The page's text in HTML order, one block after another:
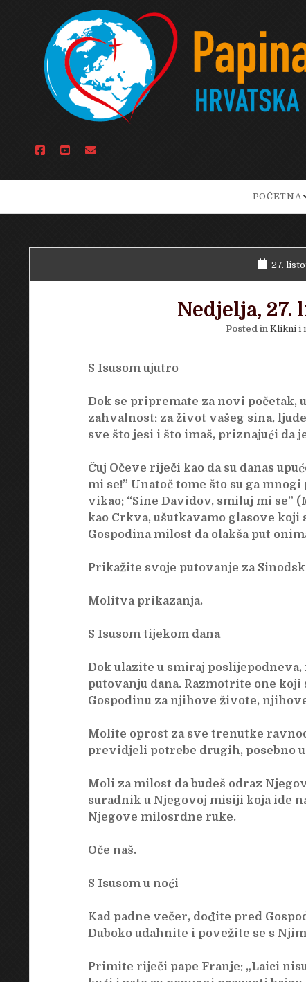
facebook
youtubeemail
POČETNA
27.
Nedjelja, 27.
Posted in Klikni i
S Isusom ujutro
Dok se pripremate za novi početak,
zahvalnost: za život vašeg sina,
sve što jesi i što imaš, priznajući da
Čuj Očeve riječi kao da su danas
mi se!” Unatoč tome što su ga
vikao: “Sine Davidov, smiluj mi se”
kao Crkva, ušutkavamo glasove
Gospodina milost da olakša put
Prikažite svoje putovanje za
Molitva prikazanja.
S Isusom tijekom dana
Dok ulazite u smiraj
putovanju dana. Razmotrite one
Gospodinu za njihove živote,
Molite oprost za sve trenutke
previdjeli potrebe drugih, posebno
Moli za milost da budeš odraz
suradnik u Njegovoj misiji koja ide
Njegove milosrdne ruke.
Oče naš.
S Isusom u noći
Kad padne večer, dođite pred
Duboko udahnite i povežite se s
Primite riječi pape Franje: „Laici